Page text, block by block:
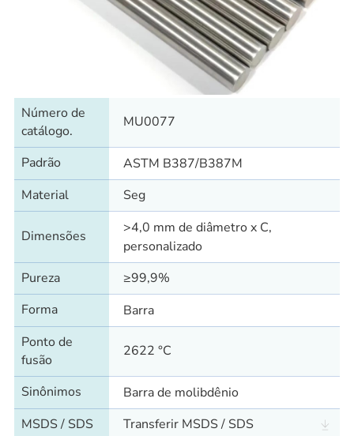
Número de
catálogo.
MU0077
Padrão
ASTM B387/B387M
Material
Seg
Dimensões
>4,0 mm de diâmetro x C,
personalizado
Pureza
≥99,9%
Forma
Barra
Ponto de
fusão
2622 °C
Sinônimos
Barra de molibdênio
MSDS / SDS
Transferir MSDS / SDS